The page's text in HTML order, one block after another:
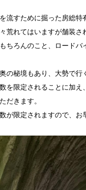
流すために掘った房総特
荒れてはいますが舗装さ
ちろんのこと、ロードバ
の秘境もあり、大勢で行
を限定されることに加え
だきます。
が限定されますので、お